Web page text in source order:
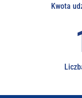
Kwota